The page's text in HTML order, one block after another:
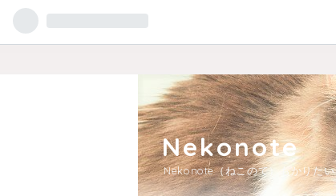
Nekonote
Nekonote（ねこのて）もかりたい